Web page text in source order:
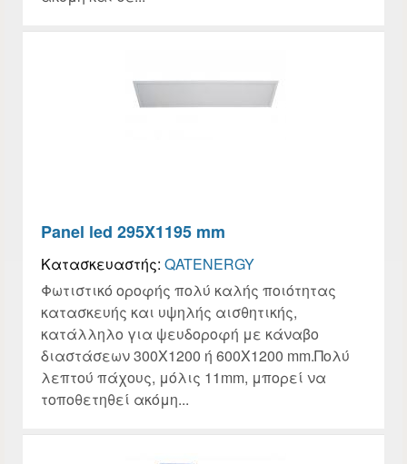
Panel led 295X1195 mm
Κατασκευαστής: QATENERGY
Φωτιστικό οροφής πολύ καλής ποιότητας
κατασκευής και υψηλής αισθητικής,
κατάλληλο για ψευδοροφή με κάναβο
διαστάσεων 300Χ1200 ή 600Χ1200 mm.Πολύ
λεπτού πάχους, μόλις 11mm, μπορεί να
τοποθετηθεί ακόμη...